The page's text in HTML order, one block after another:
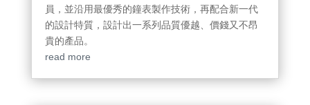
員，並沿用最優秀的鐘表製作技術，再配合新一代
的設計特質，設計出一系列品質優越、價錢又不昂
貴的產品。
read more